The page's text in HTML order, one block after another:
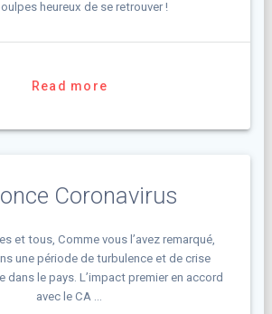
heureux de se retrouver !
Read more
Coronavirus
et tous, Comme vous l’avez remarqué,
une période de turbulence et de crise
dans le pays. L’impact premier en accord
avec le CA …